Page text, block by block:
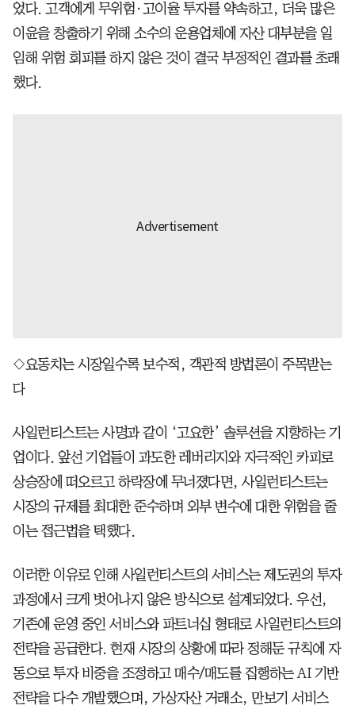
었다. 고객에게 무위험∙고이율 투자를 약속하고, 더욱 많은
이윤을 창출하기 위해 소수의 운용업체에 자산 대부분을 일
임해 위험 회피를 하지 않은 것이 결국 부정적인 결과를 초래
했다.
◇요동치는 시장일수록 보수적, 객관적 방법론이 주목받는
다
사일런티스트는 사명과 같이 ‘고요한’ 솔루션을 지향하는 기
업이다. 앞선 기업들이 과도한 레버리지와 자극적인 카피로
상승장에 떠오르고 하락장에 무너졌다면, 사일런티스트는
시장의 규제를 최대한 준수하며 외부 변수에 대한 위험을 줄
이는 접근법을 택했다.
이러한 이유로 인해 사일런티스트의 서비스는 제도권의 투자
과정에서 크게 벗어나지 않은 방식으로 설계되었다. 우선,
기존에 운영 중인 서비스와 파트너십 형태로 사일런티스트의
전략을 공급한다. 현재 시장의 상황에 따라 정해둔 규칙에 자
동으로 투자 비중을 조정하고 매수/매도를 집행하는 AI 기반
전략을 다수 개발했으며, 가상자산 거래소, 만보기 서비스